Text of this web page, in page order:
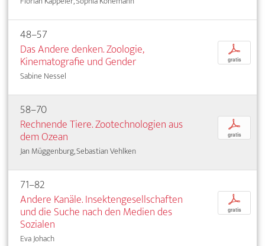
48–57
Das Andere denken. Zoologie,
Kinematografie und Gender
Sabine Nessel
p
gratis
58–70
Rechnende Tiere. Zootechnologien aus
dem Ozean
Jan Müggenburg, Sebastian Vehlken
p
gratis
71–82
Andere Kanäle. Insektengesellschaften
und die Suche nach den Medien des
Sozialen
Eva Johach
p
gratis